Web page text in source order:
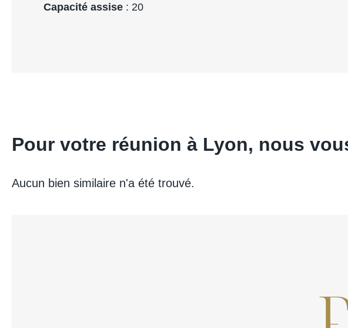
Capacité assise : 20
Pour votre réunion à Lyon, nous
Aucun bien similaire n'a été trouvé.